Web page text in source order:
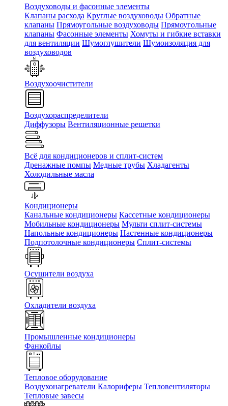
Воздуховоды и фасонные элементы
Клапаны расхода Круглые воздуховоды Обратные
клапаны Прямоугольные воздуховоды Прямоугольные
клапаны Фасонные элементы Хомуты и гибкие вставки
для вентиляции Шумоглушители Шумоизоляция для
воздуховодов
Воздухоочистители
Воздухораспределители
Диффузоры Вентиляционные решетки
Всё для кондиционеров и сплит-систем
Дренажные помпы Медные трубы Хладагенты
Холодильные масла
Кондиционеры
Канальные кондиционеры Кассетные кондиционеры
Мобильные кондиционеры Мульти сплит-системы
Напольные кондиционеры Настенные кондиционеры
Подпотолочные кондиционеры Сплит-системы
Осушители воздуха
Охладители воздуха
Промышленные кондиционеры
Фанкойлы
Тепловое оборудование
Воздухонагреватели Калориферы Тепловентиляторы
Тепловые завесы